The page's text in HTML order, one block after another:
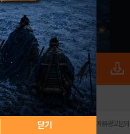
닫기
전체앱
불법촬영물 신고센터 제휴광고문의